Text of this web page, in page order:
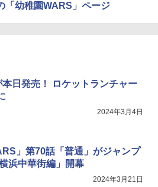
「幼稚園WARS」ページ
本日発売！ ロケットランチャー
2024年3月4日
」第70話「普通」がジャンプ
浜中華街編」開幕
2024年3月21日